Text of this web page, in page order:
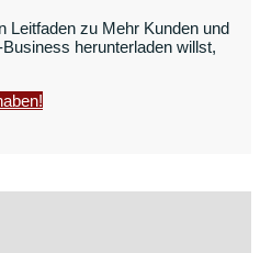
Leitfaden zu Mehr Kunden und
herunterladen willst,